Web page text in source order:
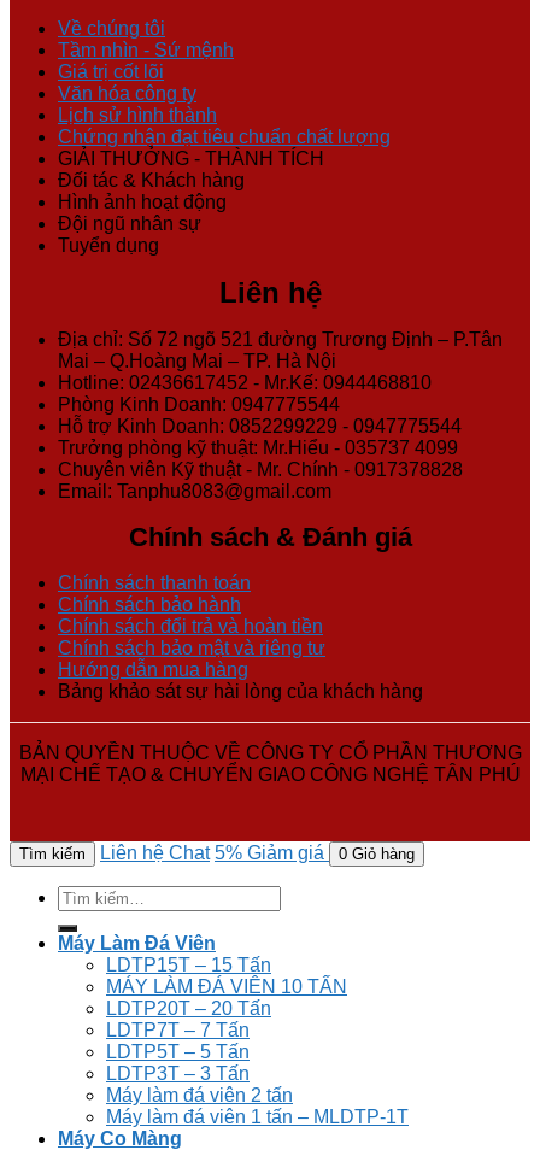
Về chúng tôi
Tầm nhìn - Sứ mệnh
Giá trị cốt lõi
Văn hóa công ty
Lịch sử hình thành
Chứng nhận đạt tiêu chuẩn chất lượng
GIẢI THƯỞNG - THÀNH TÍCH
Đối tác & Khách hàng
Hình ảnh hoạt động
Đội ngũ nhân sự
Tuyển dụng
Liên hệ
Địa chỉ: Số 72 ngõ 521 đường Trương Định – P.Tân
Mai – Q.Hoàng Mai – TP. Hà Nội
Hotline: 02436617452 - Mr.Kế: 0944468810
Phòng Kinh Doanh: 0947775544
Hỗ trợ Kinh Doanh: 0852299229 - 0947775544
Trưởng phòng kỹ thuật: Mr.Hiểu - 035737 4099
Chuyên viên Kỹ thuật - Mr. Chính - 0917378828
Email: Tanphu8083@gmail.com
Chính sách & Đánh giá
Chính sách thanh toán
Chính sách bảo hành
Chính sách đổi trả và hoàn tiền
Chính sách bảo mật và riêng tư
Hướng dẫn mua hàng
Bảng khảo sát sự hài lòng của khách hàng
BẢN QUYỀN THUỘC VỀ CÔNG TY CỔ PHẦN THƯƠNG
MẠI CHẾ TẠO & CHUYỂN GIAO CÔNG NGHỆ TÂN PHÚ
Tìm kiếm Liên hệ Chat 5% Giảm giá 0 Giỏ hàng
Tìm
kiếm:
Máy Làm Đá Viên
LDTP15T – 15 Tấn
MÁY LÀM ĐÁ VIÊN 10 TẤN
LDTP20T – 20 Tấn
LDTP7T – 7 Tấn
LDTP5T – 5 Tấn
LDTP3T – 3 Tấn
Máy làm đá viên 2 tấn
Máy làm đá viên 1 tấn – MLDTP-1T
Máy Co Màng